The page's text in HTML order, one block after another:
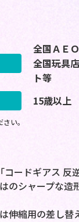
全国ＡＥ
全国玩具
ト等
15歳以上
い。
ードギアス 反
のシャープな造
縮用の差し替